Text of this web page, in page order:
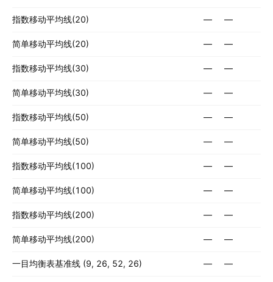
指数移动平均线(20) — —
简单移动平均线(20) — —
指数移动平均线(30) — —
简单移动平均线(30) — —
指数移动平均线(50) — —
简单移动平均线(50) — —
指数移动平均线(100) — —
简单移动平均线(100) — —
指数移动平均线(200) — —
简单移动平均线(200) — —
一目均衡表基准线 (9, 26, 52, 26) — —